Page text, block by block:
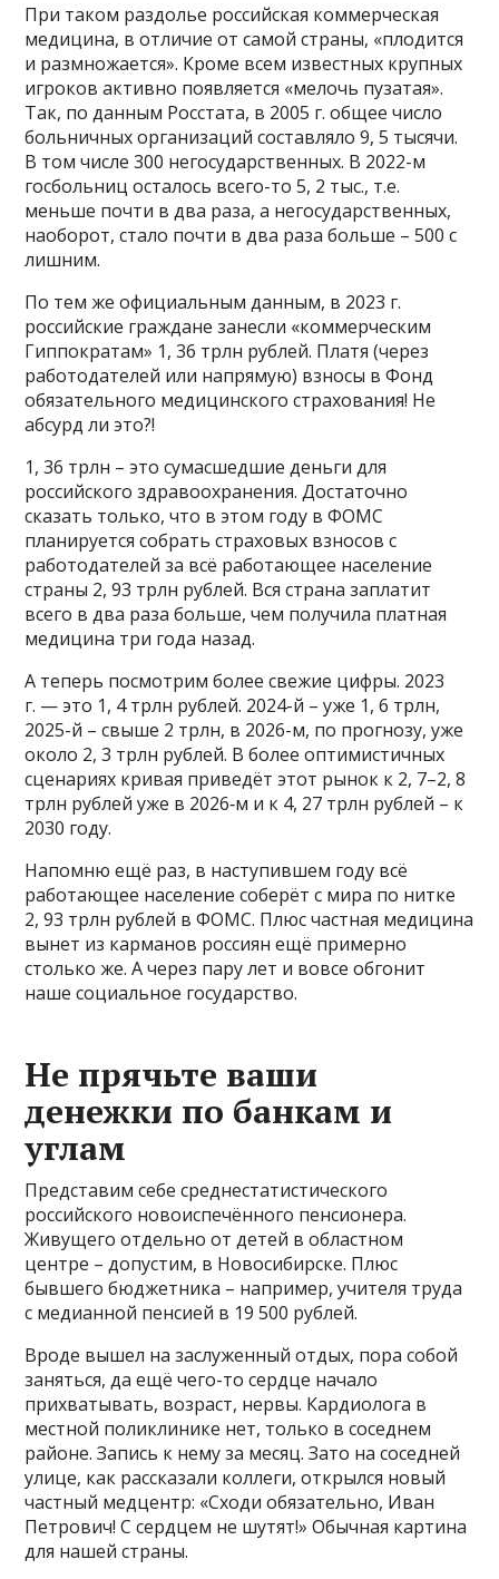
При таком раздолье российская коммерческая
медицина, в отличие от самой страны, «плодится
и размножается». Кроме всем известных крупных
игроков активно появляется «мелочь пузатая».
Так, по данным Росстата, в 2005 г. общее число
больничных организаций составляло 9, 5 тысячи.
В том числе 300 негосударственных. В 2022-м
госбольниц осталось всего-то 5, 2 тыс., т.е.
меньше почти в два раза, а негосударственных,
наоборот, стало почти в два раза больше – 500 с
лишним.
По тем же официальным данным, в 2023 г.
российские граждане занесли «коммерческим
Гиппократам» 1, 36 трлн рублей. Платя (через
работодателей или напрямую) взносы в Фонд
обязательного медицинского страхования! Не
абсурд ли это?!
1, 36 трлн – это сумасшедшие деньги для
российского здравоохранения. Достаточно
сказать только, что в этом году в ФОМС
планируется собрать страховых взносов с
работодателей за всё работающее население
страны 2, 93 трлн рублей. Вся страна заплатит
всего в два раза больше, чем получила платная
медицина три года назад.
А теперь посмотрим более свежие цифры. 2023
г. — это 1, 4 трлн рублей. 2024-й – уже 1, 6 трлн,
2025-й – свыше 2 трлн, в 2026-м, по прогнозу, уже
около 2, 3 трлн рублей. В более оптимистичных
сценариях кривая приведёт этот рынок к 2, 7–2, 8
трлн рублей уже в 2026‑м и к 4, 27 трлн рублей – к
2030 году.
Напомню ещё раз, в наступившем году всё
работающее население соберёт с мира по нитке
2, 93 трлн рублей в ФОМС. Плюс частная медицина
вынет из карманов россиян ещё примерно
столько же. А через пару лет и вовсе обгонит
наше социальное государство.
Не прячьте ваши
денежки по банкам и
углам
Представим себе среднестатистического
российского новоиспечённого пенсионера.
Живущего отдельно от детей в областном
центре – допустим, в Новосибирске. Плюс
бывшего бюджетника – например, учителя труда
с медианной пенсией в 19 500 рублей.
Вроде вышел на заслуженный отдых, пора собой
заняться, да ещё чего-то сердце начало
прихватывать, возраст, нервы. Кардиолога в
местной поликлинике нет, только в соседнем
районе. Запись к нему за месяц. Зато на соседней
улице, как рассказали коллеги, открылся новый
частный медцентр: «Сходи обязательно, Иван
Петрович! С сердцем не шутят!» Обычная картина
для нашей страны.